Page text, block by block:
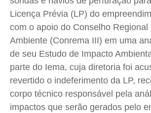
Contato
Anuncie
Termos de Uso
Privacidade
Contato
Anuncie
Termos de Uso
Privacidade
Contato
Anuncie
Termos de Uso
Privacidade
Contato
Anuncie
Termos de Uso
Privacidade
Licença Prévia (LP) do
com o apoio do Conselho Regional
Ambiente (Conrema III) em uma
de seu Estudo de Impacto
parte do Iema, cuja diretoria foi
revertido o indeferimento da LP,
corpo técnico responsável pela
impactos que serão gerados pelo